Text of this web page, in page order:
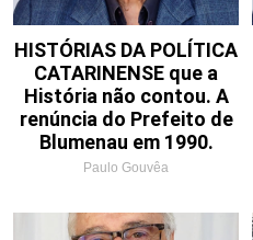
HISTÓRIAS DA POLÍTICA
CATARINENSE que a
História não contou. A
renúncia do Prefeito de
Blumenau em 1990.
Paulo Gouvêa